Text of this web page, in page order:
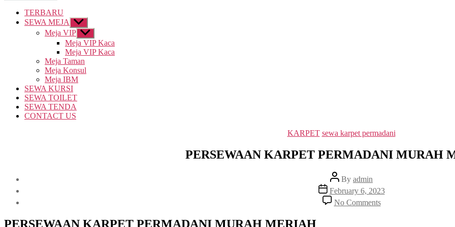
TERBARU
SEWA MEJA
Show
sub
menu
Meja VIP Show
sub
menu
Meja VIP Kaca
Meja VIP Kaca
Meja Taman
Meja Konsul
Meja IBM
SEWA KURSI
SEWA TOILET
SEWA TENDA
CONTACT US
Categories
KARPET sewa karpet permadani
PERSEWAAN KARPET PERMADANI MURAH
Post
author
By admin
Post
date
February 6, 2023
No Commentson
PERSEWAAN
PERSEWAAN KARPET PERMADANI MURAH MERIAH